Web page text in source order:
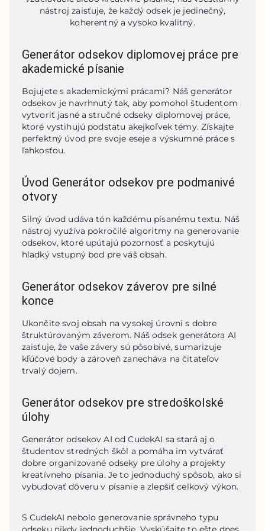
nástroj zaisťuje, že každý odsek je jedinečný,
koherentný a vysoko kvalitný.
Generátor odsekov diplomovej práce pre
akademické písanie
Bojujete s akademickými prácami? Náš generátor
odsekov je navrhnutý tak, aby pomohol študentom
vytvoriť jasné a stručné odseky diplomovej práce,
ktoré vystihujú podstatu akejkoľvek témy. Získajte
perfektný úvod pre svoje eseje a výskumné práce s
ľahkosťou.
Úvod Generátor odsekov pre podmanivé
otvory
Silný úvod udáva tón každému písanému textu. Náš
nástroj využíva pokročilé algoritmy na generovanie
odsekov, ktoré upútajú pozornosť a poskytujú
hladký vstupný bod pre váš obsah.
Generátor odsekov záverov pre silné
konce
Ukončite svoj obsah na vysokej úrovni s dobre
štruktúrovaným záverom. Náš odsek generátora AI
zaisťuje, že vaše závery sú pôsobivé, sumarizuje
kľúčové body a zároveň zanecháva na čitateľov
trvalý dojem.
Generátor odsekov pre stredoškolské
úlohy
Generátor odsekov AI od CudekAI sa stará aj o
študentov stredných škôl a pomáha im vytvárať
dobre organizované odseky pre úlohy a projekty
kreatívneho písania. Je to jednoduchý spôsob, ako si
vybudovať dôveru v písanie a zlepšiť celkový výkon.
S CudekAI nebolo generovanie správneho typu